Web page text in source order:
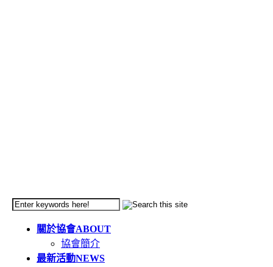
關於協會ABOUT
協會簡介
最新活動NEWS